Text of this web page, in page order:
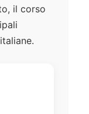
il corso